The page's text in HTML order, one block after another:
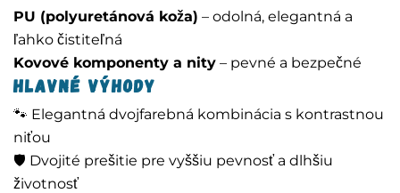
PU (polyuretánová koža) – odolná, elegantná a
ľahko čistiteľná
Kovové komponenty a nity – pevné a bezpečné
Hlavné výhody
🐾 Elegantná dvojfarebná kombinácia s kontrastnou
niťou
🛡️ Dvojité prešitie pre vyššiu pevnosť a dlhšiu
životnosť